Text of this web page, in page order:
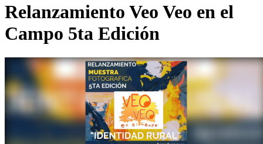
Relanzamiento Veo Veo en el
Campo 5ta Edición